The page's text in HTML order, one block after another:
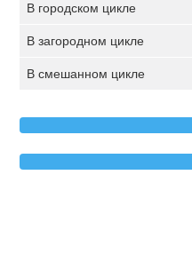
В городском цикле
В загородном цикле
В смешанном цикле